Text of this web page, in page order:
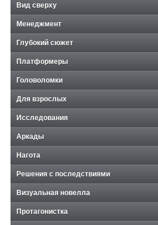
Вид сверху
Менеджмент
Глубокий сюжет
Платформеры
Головоломки
Для взрослых
Исследования
Аркады
Нагота
Решения с последствиями
Визуальная новелла
Протагонистка